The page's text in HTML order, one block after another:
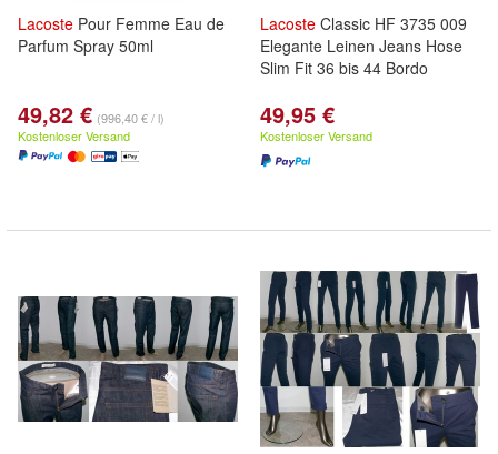
Lacoste Pour Femme Eau de
Parfum Spray 50ml
49,82 € (996,40 € / l)
Kostenloser Versand
Lacoste Classic HF 3735 009
Elegante Leinen Jeans Hose
Slim Fit 36 bis 44 Bordo
49,95 €
Kostenloser Versand